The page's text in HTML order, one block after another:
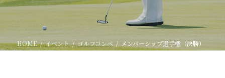
HOME イベント ゴルフコンペ メンバーシップ選手権（決勝）